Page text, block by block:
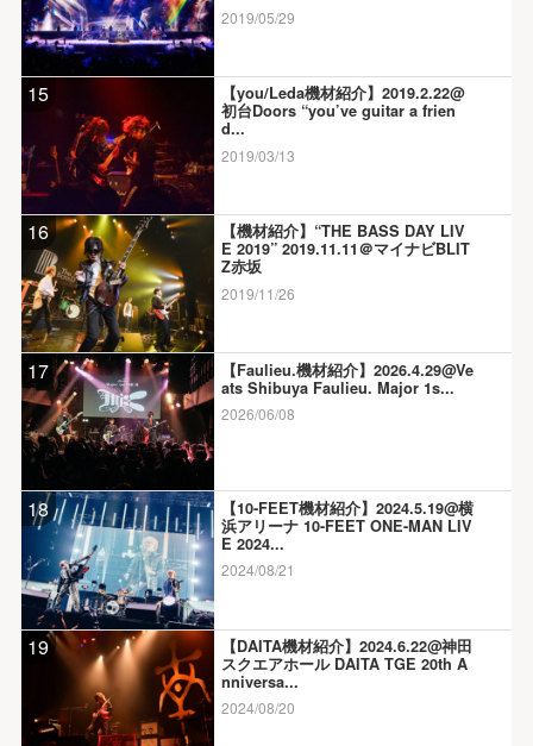
2019/05/29
15
【you/Leda機材紹介】2019.2.22@
初台Doors “you’ve guitar a frien
d...
2019/03/13
16
【機材紹介】“THE BASS DAY LIV
E 2019” 2019.11.11＠マイナビBLIT
Z赤坂
2019/11/26
17
【Faulieu.機材紹介】2026.4.29@Ve
ats Shibuya Faulieu. Major 1s...
2026/06/08
18
【10-FEET機材紹介】2024.5.19@横
浜アリーナ 10-FEET ONE-MAN LIV
E 2024...
2024/08/21
19
【DAITA機材紹介】2024.6.22@神田
スクエアホール DAITA TGE 20th A
nniversa...
2024/08/20